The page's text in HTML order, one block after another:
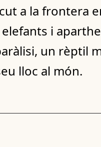
a la frontera
i
un rèptil
lloc al món.